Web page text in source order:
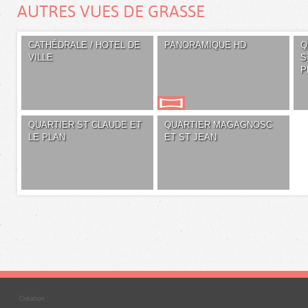
AUTRES VUES DE GRASSE
CATHÉDRALE / HOTEL DE
VILLE
PANORAMIQUE HD
QUARTIER ST CLAUDE ET
LE PLAN
QUARTIER MAGAGNOSC
ET ST JEAN